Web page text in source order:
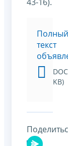
Полный
текст
KB)